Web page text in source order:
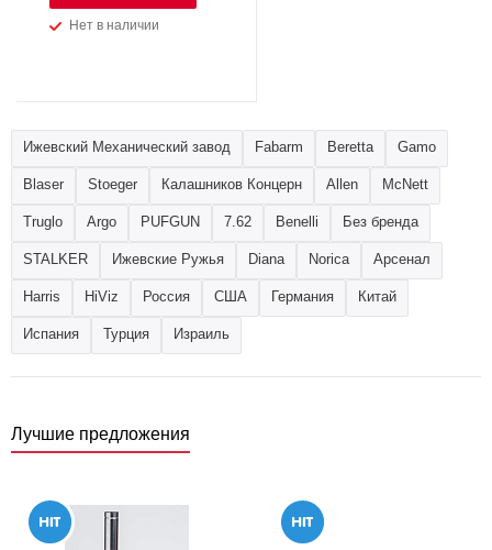
Нет в наличии
Ижевский Механический завод Fabarm Beretta Gamo
Blaser Stoeger Калашников Концерн Allen McNett
Truglo Argo PUFGUN 7.62 Benelli Без бренда
STALKER Ижевские Ружья Diana Norica Арсенал
Harris HiViz Россия США Германия Китай
Испания Турция Израиль
Лучшие предложения